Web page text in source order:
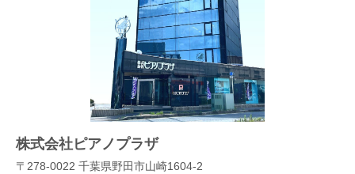
株式会社ピアノプラザ
〒278-0022 千葉県野田市山崎1604-2